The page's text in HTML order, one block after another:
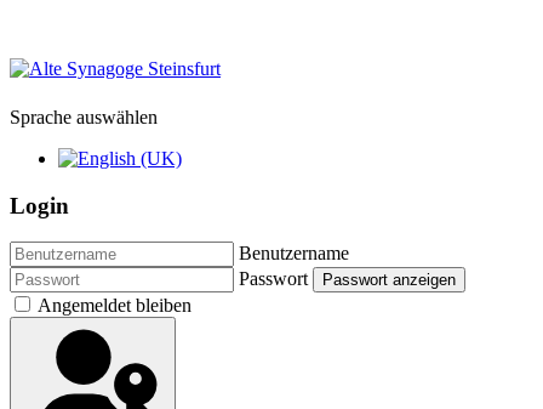
Sprache auswählen
Login
Benutzername
Passwort
Passwort anzeigen
Angemeldet bleiben